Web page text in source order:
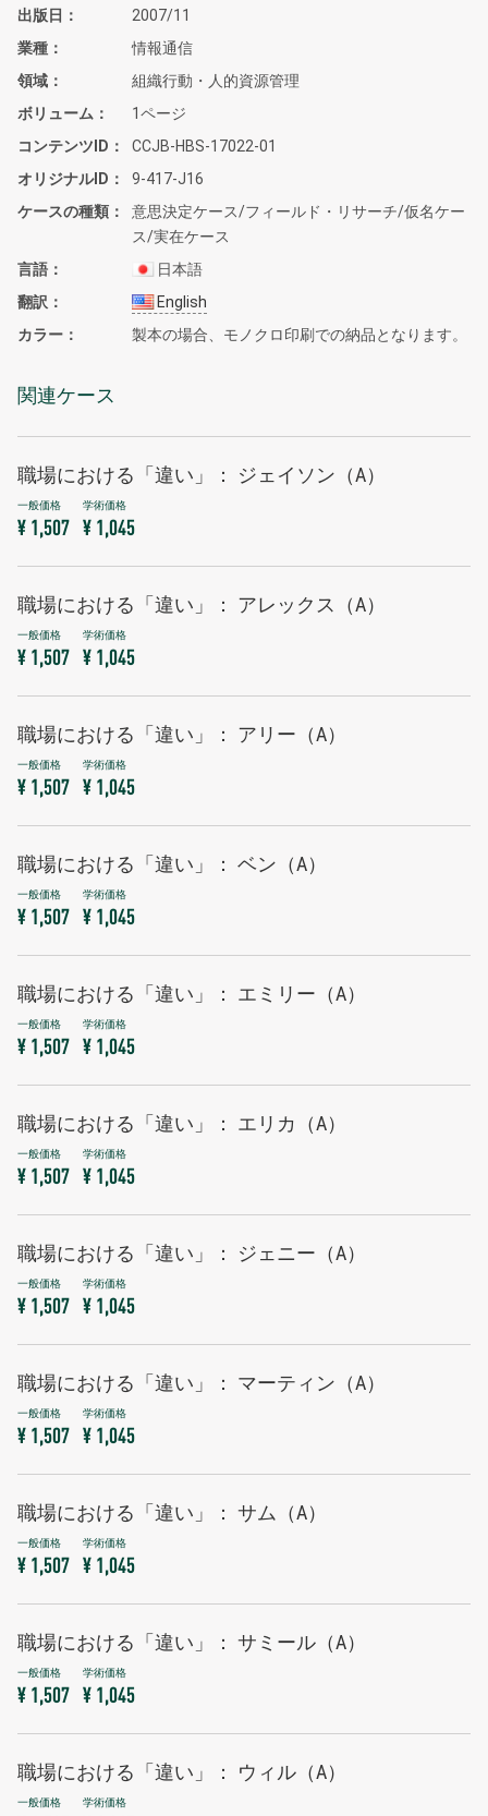
出版日
2007/11
業種
情報通信
領域
組織行動・人的資源管理
ボリューム
1ページ
コンテンツID
CCJB-HBS-17022-01
オリジナルID
9-417-J16
ケースの種類
意思決定ケース/フィールド・リサーチ/仮名ケー
ス/実在ケース
言語
日本語
翻訳
English
カラー
製本の場合、モノクロ印刷での納品となります。
関連ケース
職場における「違い」： ジェイソン（A）
¥ 1,507 ¥ 1,045
職場における「違い」： アレックス（A）
¥ 1,507 ¥ 1,045
職場における「違い」： アリー（A）
¥ 1,507 ¥ 1,045
職場における「違い」： ベン（A）
¥ 1,507 ¥ 1,045
職場における「違い」： エミリー（A）
¥ 1,507 ¥ 1,045
職場における「違い」： エリカ（A）
¥ 1,507 ¥ 1,045
職場における「違い」： ジェニー（A）
¥ 1,507 ¥ 1,045
職場における「違い」： マーティン（A）
¥ 1,507 ¥ 1,045
職場における「違い」： サム（A）
¥ 1,507 ¥ 1,045
職場における「違い」： サミール（A）
¥ 1,507 ¥ 1,045
職場における「違い」： ウィル（A）